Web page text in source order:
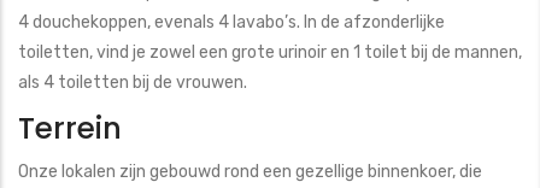
4 douchekoppen, evenals 4 lavabo’s. In de afzonderlijke
toiletten, vind je zowel een grote urinoir en 1 toilet bij de mannen,
als 4 toiletten bij de vrouwen.
Terrein
Onze lokalen zijn gebouwd rond een gezellige binnenkoer, die